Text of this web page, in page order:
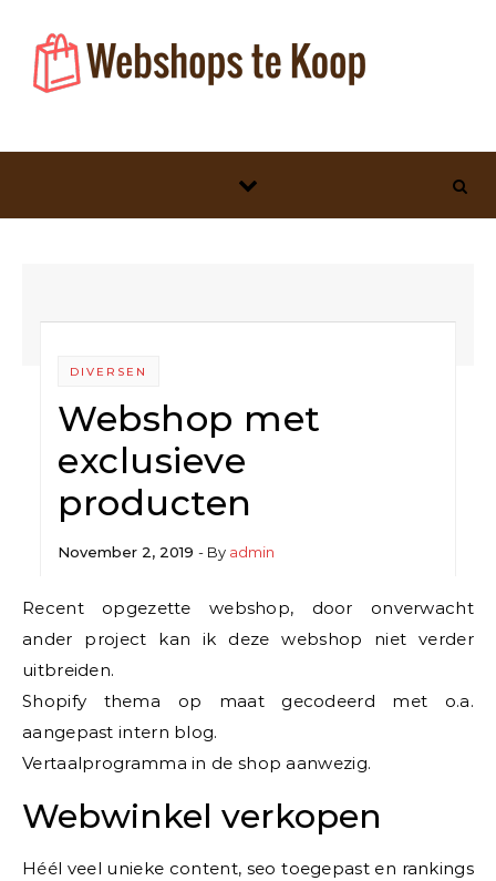
DIVERSEN
Webshop met
exclusieve
producten
November 2, 2019 - By admin
Recent opgezette webshop, door onverwacht
ander project kan ik deze webshop niet verder
uitbreiden.
Shopify thema op maat gecodeerd met o.a.
aangepast intern blog.
Vertaalprogramma in de shop aanwezig.
Webwinkel verkopen
Héél veel unieke content, seo toegepast en rankings